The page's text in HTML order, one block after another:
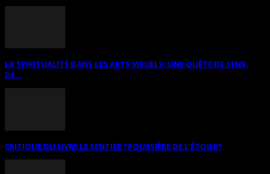
LA SPIRITUALITÉ DANS LES ARTS VISUELS: UNE QUÊTE DE SENS,
DE...
CRITIQUE DU LIVRE LE SENTIER *POUSSIÈRE DE L’ÉTOILE*